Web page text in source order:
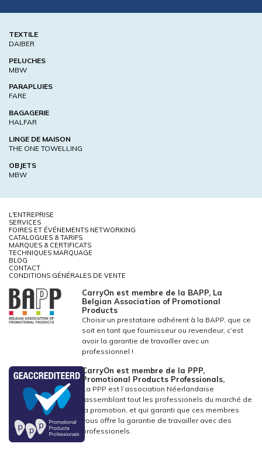
TEXTILE
DAIBER
PELUCHES
MBW
PARAPLUIES
FARE
BAGAGERIE
HALFAR
LINGE DE MAISON
THE ONE TOWELLING
OBJETS
MBW
L'ENTREPRISE
SERVICES
FOIRES ET ÉVÉNEMENTS NETWORKING
CATALOGUES & TARIFS
MARQUES & CERTIFICATS
TECHNIQUES MARQUAGE
BLOG
CONTACT
CONDITIONS GÉNÉRALES DE VENTE
CarryOn est membre de la BAPP, La
Belgian Association of Promotional
Products
Choisir un prestataire adhérent à la BAPP, que ce
soit en tant que fournisseur ou revendeur, c’est
avoir la garantie de travailler avec un
professionnel !
CarryOn est membre de la PPP,
Promotional Products Professionals,
La PPP est l’association Néerlandaise
rassemblant tout les professionels du marché de
la promotion, et qui garanti que ces membres
vous offre la garantie de travailler avec des
professionels.